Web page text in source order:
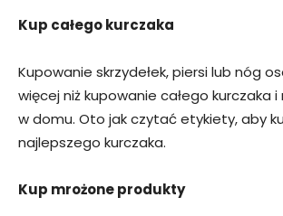
Kup całego kurczaka
Kupowanie skrzydełek, piersi lub nóg
więcej niż kupowanie całego kurczaka i
w domu. Oto jak czytać etykiety, aby
najlepszego kurczaka.
Kup mrożone produkty